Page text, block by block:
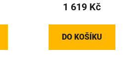
1 619 Kč
DO KOŠÍKU